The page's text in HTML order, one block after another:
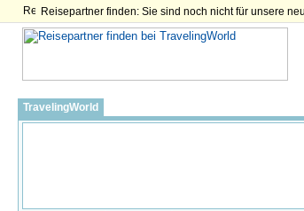
Reisepartner finden: Sie sind noch nicht für unsere
TravelingWorld